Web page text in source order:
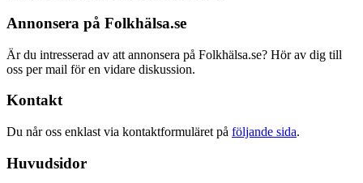
Annonsera på Folkhälsa.se
Är du intresserad av att annonsera på Folkhälsa.se? Hör av dig till
oss per mail för en vidare diskussion.
Kontakt
Du når oss enklast via kontaktformuläret på följande sida.
Huvudsidor